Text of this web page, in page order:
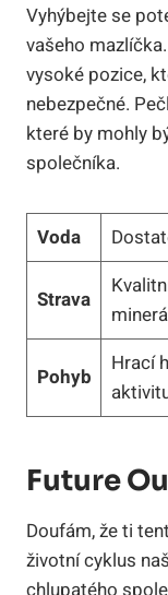
Vyhýbejte se
vašeho
vysoké pozice,
nebezpečné.
které by mohly
společníka.
Voda
Strava
Pohyb
Hrací
Future
Doufám, že ti
životní cyklus